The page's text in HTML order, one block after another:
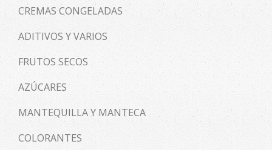
CREMAS CONGELADAS
ADITIVOS Y VARIOS
FRUTOS SECOS
AZÚCARES
MANTEQUILLA Y MANTECA
COLORANTES